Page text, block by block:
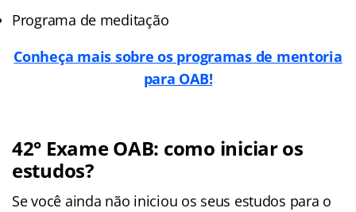
Programa de meditação
Conheça mais sobre os programas de mentoria
para OAB!
42° Exame OAB: como iniciar os
estudos?
Se você ainda não iniciou os seus estudos para o